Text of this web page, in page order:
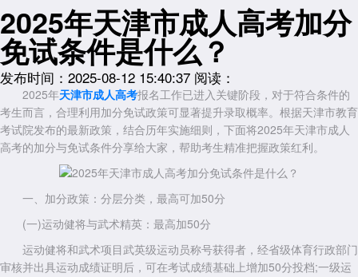
2025年天津市成人高考加分
免试条件是什么？
发布时间：2025-08-12 15:40:37 阅读：
2025年天津市成人高考报名工作已进入关键阶段，对于符合条件的
考生而言，合理利用加分免试政策可显著提升录取概率。根据天津市教育
考试院发布的最新政策，结合历年实施细则，下面将2025年天津市成人
高考的加分与免试条件分享给大家，帮助考生精准把握政策红利。
一、加分政策：分层分类，最高可加50分
(一)运动健将与武术精英：最高加50分
运动健将和武术项目武英级运动员称号获得者，经省级体育行政部门
审核并出具运动成绩证明后，可在考试成绩基础上增加50分投档;一级运